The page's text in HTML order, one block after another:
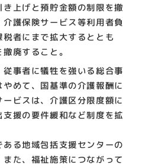
上げと預貯金額の制限を撤
護保険サービス等利用者負
者にまで拡大するととも
廃すること。
事者に犠牲を強いる総合事
めて、国基準の介護報酬に
ビスは、介護区分限度額に
援の要件緩和など制度を拡
る地域包括支援センターの
た、福祉施策につながって